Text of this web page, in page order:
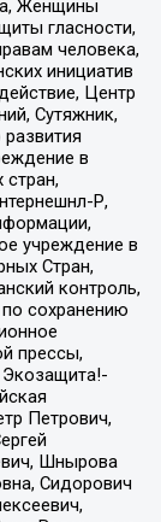
Женщины
гласности,
человека,
инициатив
Центр
Сутяжник,
в
Р,
учреждение в
Стран,
контроль,
сохранению
прессы,
Петрович,
Шнырова
Сидорович